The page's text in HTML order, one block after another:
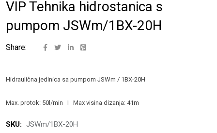
VIP Tehnika hidrostanica s
pumpom JSWm/1BX-20H
Share:
Hidraulična jedinica sa pumpom JSWm / 1BX-20H
Max. protok: 50l/min I Max visina dizanja: 41m
SKU: JSWm/1BX-20H